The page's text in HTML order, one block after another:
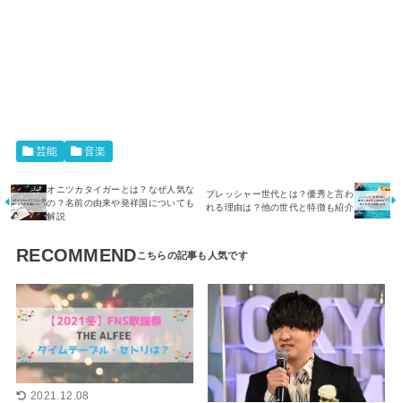
芸能 音楽
オニツカタイガーとは？なぜ人気な
の？名前の由来や発祥国についても
解説
プレッシャー世代とは？優秀と言わ
れる理由は？他の世代と特徴も紹介
RECOMMEND
2021.12.08